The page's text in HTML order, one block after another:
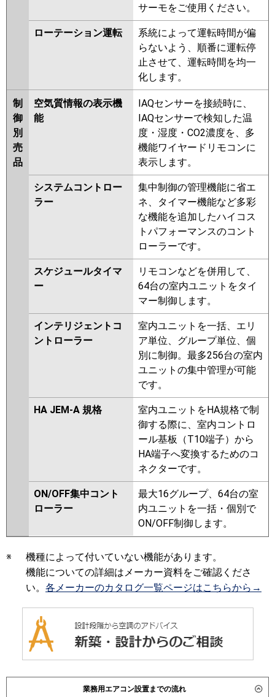
サーモをご使用ください。
ローテーション運転
系統によって運転時間が偏
らないよう、順番に運転停
止させて、運転時間を均一
化します。
制
御
別
売
品
空気質情報の表示機
能
IAQセンサーを接続時に、
IAQセンサーで検知した温
度・湿度・CO2濃度を、多
機能ワイヤードリモコンに
表示します。
システムコントロー
ラー
集中制御の管理機能に省エ
ネ、タイマー機能など多彩
な機能を追加したハイコス
トパフォーマンスのコント
ローラーです。
スケジュールタイマ
ー
リモコンなどを併用して、
64台の室内ユニットをタイ
マー制御します。
インテリジェントコ
ントローラー
室内ユニットを一括、エリ
ア単位、グループ単位、個
別に制御。最多256台の室内
ユニットの集中管理が可能
です。
HA JEM-A 規格
室内ユニットをHA規格で制
御する際に、室内コントロ
ール基板（T10端子）から
HA端子へ変換するためのコ
ネクターです。
ON/OFF集中コント
ローラー
最大16グループ、64台の室
内ユニットを一括・個別で
ON/OFF制御します。
※
機種によって付いていない機能があります。
機能についての詳細はメーカー資料をご確認くださ
い。 各メーカーのカタログ一覧ページはこちらから→
業務用エアコン設置までの流れ